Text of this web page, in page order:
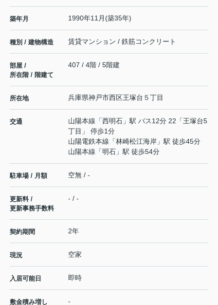
築年月 1990年11月(築35年)
種別 / 建物構造 賃貸マンション / 鉄筋コンクリート
部屋 /
所在階 / 階建て
407 / 4階 / 5階建
所在地 兵庫県神戸市西区王塚台 ５丁目
交通 山陽本線 「西明石 」駅 バス12分 22「王塚台5
丁目」 停歩1分
山陽電鉄本線 「林崎松江海岸 」駅 徒歩45分
山陽本線 「明石 」駅 徒歩54分
駐車場 / 月額 空無 / -
更新料 /
更新事務手数料
- / -
契約期間 2年
現況 空家
入居可能日 即時
敷金積み増し -